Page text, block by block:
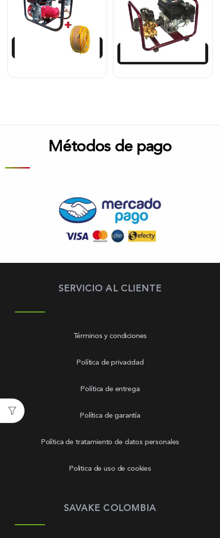
$2.265.168
$2.038.652
Añadir al carrito
$1.512.938
$1.391.902
Añadir al carrito
Métodos de pago
SERVICIO AL CLIENTE
Términos y condiciones
Política de privacidad
Política de entrega
Política de garantía
Política de tratamiento de datos personales
Politica de uso de cookies
SAVAKE COLOMBIA